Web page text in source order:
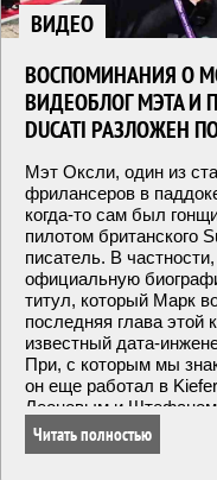
ВИДЕО
ВОСПОМИНАНИЯ О
ВИДЕОБЛОГ МЭТА И
DUCATI РАЗЛОЖЕН
Мэт Оксли, один из
фрилансеров в
когда-то сам был
пилотом британского
писатель. В
официальную
титул, который Марк
последняя глава этой
известный дата-
При, с которым мы
он еще работал в
Леоновым и
они говоря, имеет
не сделать
Читать полностью